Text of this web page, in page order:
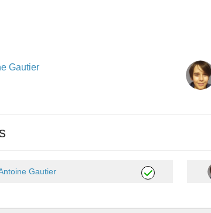
Gautier
Gautier